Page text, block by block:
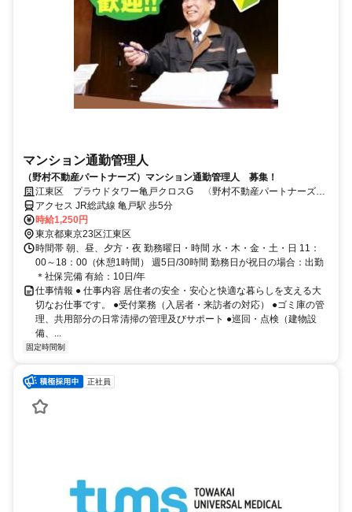
マンション通勤管理人
（野村不動産パートナーズ）マンション通勤管理人 募集！
江東区 プラウドタワー亀戸クロスG 〈野村不動産パートナーズ〉
東京東支店
アクセス JR総武線 亀戸駅 歩5分
時給1,250円
東京都東京23区江東区
時間帯 朝、昼、夕方・夜 勤務曜日・時間 水・木・金・土・日 11：
00～18：00（休憩1時間） 週5日/30時間 勤務日が祝日の場合：出勤
＊社保完備 有給：10日/年
仕事情報 ● 仕事内容 居住者の安全・安心と快適な暮らしを支える大
切なお仕事です。 ●受付業務（入居者・来訪者の対応） ●ゴミ庫の管
理、共用部分の日常清掃の管理及びサポート ●巡回・点検（建物設
備、...
固定時間制
正社員